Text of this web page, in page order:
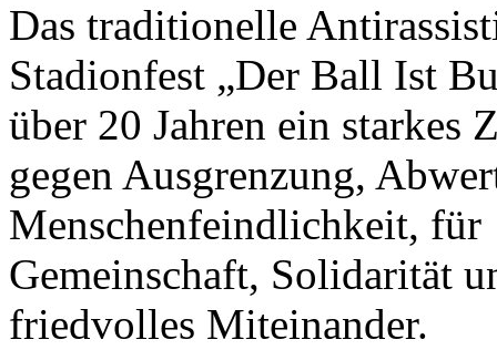
Das traditionelle
Stadionfest „Der Ball Ist
über 20 Jahren ein starkes
gegen Ausgrenzung,
Menschenfeindlichkeit, für
Gemeinschaft, Solidarität
friedvolles Miteinander.